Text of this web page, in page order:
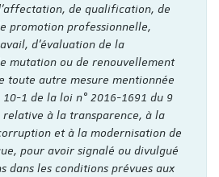
de qualification, de
promotion professionnelle,
d'évaluation de la
mutation ou de renouvellement
toute autre mesure mentionnée
1 de la loi n° 2016-1691 du 9
relative à la transparence, à la
et à la modernisation de
pour avoir signalé ou divulgué
dans les conditions prévues aux